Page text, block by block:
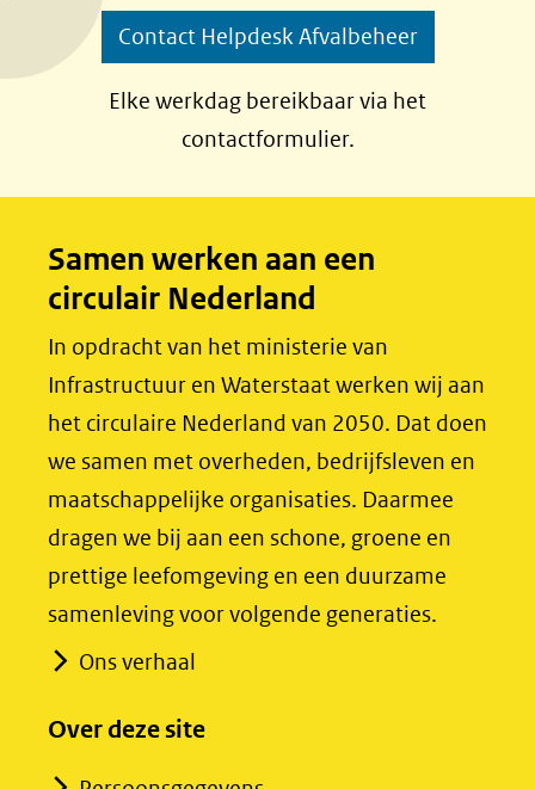
p
F
b
o
k
(opent
nieuw
naar
een
andere
website)
p
L
e
I
n
(opent
nieuw
naar
een
andere
website)
Contact Helpdesk Afvalbeheer
Elke werkdag bereikbaar via het
contactformulier.
Samen werken aan een
circulair Nederland
In opdracht van het ministerie van
Infrastructuur en Waterstaat werken wij aan
het circulaire Nederland van 2050. Dat doen
we samen met overheden, bedrijfsleven en
maatschappelijke organisaties. Daarmee
dragen we bij aan een schone, groene en
prettige leefomgeving en een duurzame
samenleving voor volgende generaties.
Ons verhaal
Over deze site